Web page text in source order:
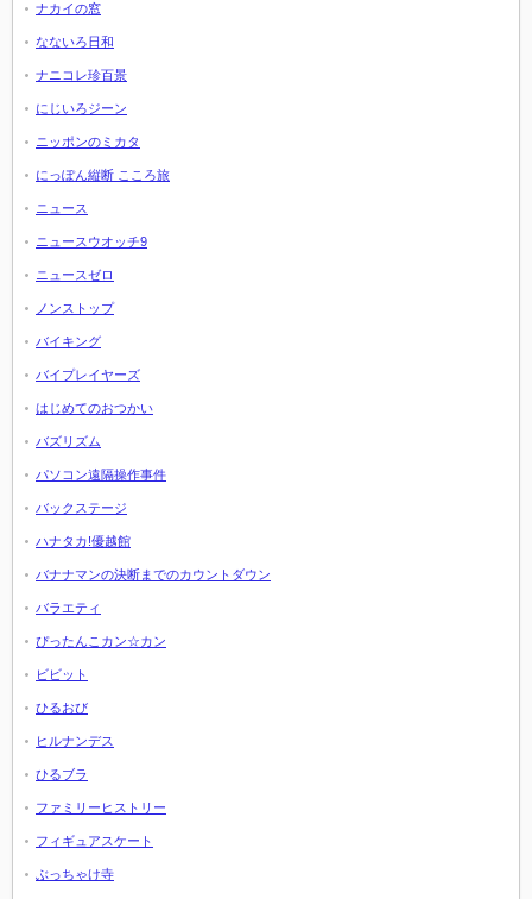
ナカイの窓
なないろ日和
ナニコレ珍百景
にじいろジーン
ニッポンのミカタ
にっぽん縦断 こころ旅
ニュース
ニュースウオッチ9
ニュースゼロ
ノンストップ
バイキング
バイプレイヤーズ
はじめてのおつかい
バズリズム
パソコン遠隔操作事件
バックステージ
ハナタカ!優越館
バナナマンの決断までのカウントダウン
バラエティ
ぴったんこカン☆カン
ビビット
ひるおび
ヒルナンデス
ひるブラ
ファミリーヒストリー
フィギュアスケート
ぶっちゃけ寺